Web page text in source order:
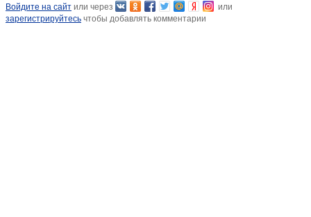
Войдите на сайт или через
или
зарегистрируйтесь чтобы добавлять комментарии